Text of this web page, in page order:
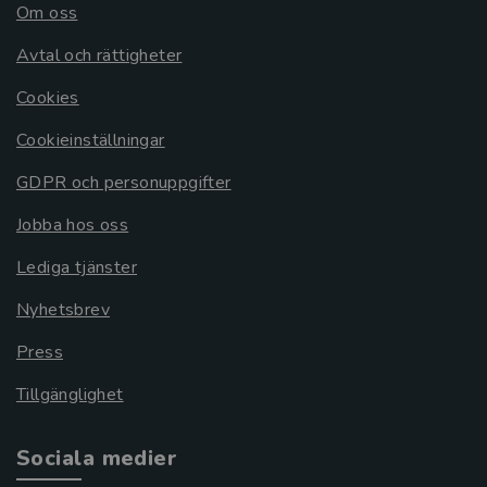
Om oss
Avtal och rättigheter
Cookies
Cookieinställningar
GDPR och personuppgifter
Jobba hos oss
Lediga tjänster
Nyhetsbrev
Press
Tillgänglighet
Sociala medier